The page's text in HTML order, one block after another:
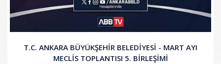
T.C. ANKARA BÜYÜKŞEHİR BELEDİYESİ - MART AYI
MECLİS TOPLANTISI 5. BİRLEŞİMİ